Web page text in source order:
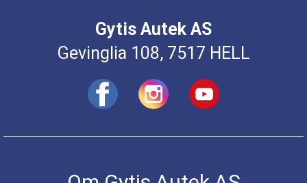
Gytis Autek AS
Gevinglia 108, 7517 HELL